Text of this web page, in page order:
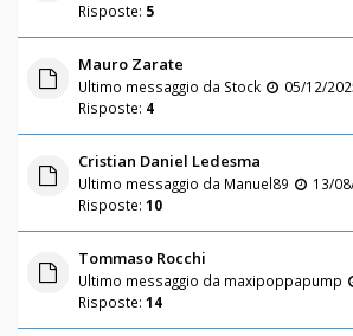
Risposte: 5
Mauro Zarate
Ultimo messaggio da Stock
05/12/
Risposte: 4
Cristian Daniel Ledesma
Ultimo messaggio da Manuel89
13/
Risposte: 10
Tommaso Rocchi
Ultimo messaggio da maxipoppapump
Risposte: 14